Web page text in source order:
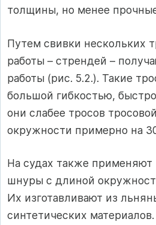
толщины, но менее
Путем свивки нескольких
работы – стрендей –
работы (рис. 5.2.). Такие
большой гибкостью,
они слабее тросов
окружности примерно на
На судах также
шнуры с длиной
Их изготавливают из
синтетических